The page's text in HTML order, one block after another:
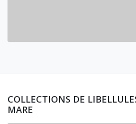
COLLECTIONS DE
MARE